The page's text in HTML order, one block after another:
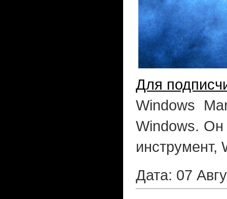
Для
Windows
Windows. Он
инструмент,
Дата: 07